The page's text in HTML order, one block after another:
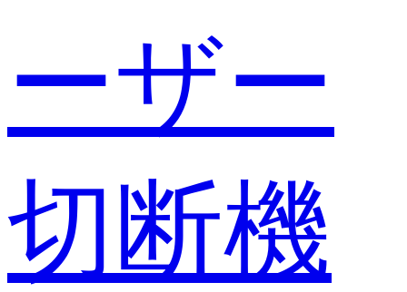
ーザー
切断機